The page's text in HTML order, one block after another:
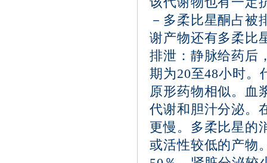
－多柔比星酮占被
谢产物还有多柔比
排泄：静脉给药后
期为20至48小时。
原形药物相似。血
代谢和胆汁分泌。
更慢。多柔比星的
或活性较低的产物